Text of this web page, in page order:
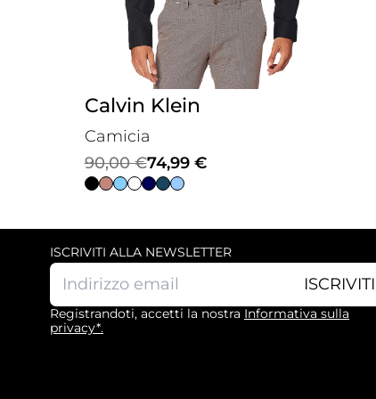
Calvin Klein
Camicia
90,00€
Il
prezzo
90,00 €.
74,99 €
Il
prezzo
74,99 €.
ISCRIVITI ALLA NEWSLETTER
ISCRIVITI
Registrandoti, accetti la nostra Informativa sulla
privacy*.